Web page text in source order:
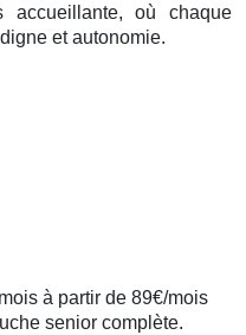
accueillante, où chaque
et autonomie.
à partir de 89€/mois
senior complète.